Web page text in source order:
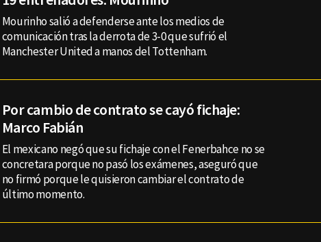
Mourinho salió a defenderse ante los medios de
comunicación tras la derrota de 3-0 que sufrió el
Manchester United a manos del Tottenham.
Por cambio de contrato se cayó fichaje:
Marco Fabián
El mexicano negó que su fichaje con el Fenerbahce no se
concretara porque no pasó los exámenes, aseguró que
no firmó porque le quisieron cambiar el contrato de
último momento.